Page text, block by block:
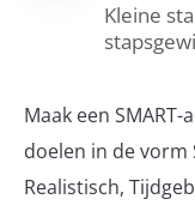
Kleine
Maak een
doelen in de vorm
Realistisch,